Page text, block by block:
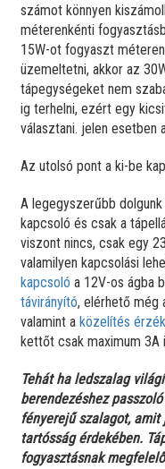
számot könnyen
méterenkénti
15W-ot fogyaszt
üzemeltetni, akkor az
tápegységeket nem
ig terhelni, ezért egy
választani. jelen esetben
Az utolsó pont a ki-be
A legegyszerűbb
kapcsoló és csak a
viszont nincs, csak egy
valamilyen kapcsolási
kapcsoló a 12V-os ágba
távirányító, elérhető még
valamint a közelítés
kettőt csak maximum 3A
Tehát ha ledszalag
berendezéshez
fényerejű szalagot,
tartósság érdekében.
fogyasztásnak